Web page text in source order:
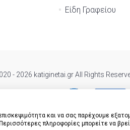
Είδη Γραφείου
- 2026 katiginetai.gr All Rights
και να σας παρέχουμε
πληροφορίες μπορείτε να